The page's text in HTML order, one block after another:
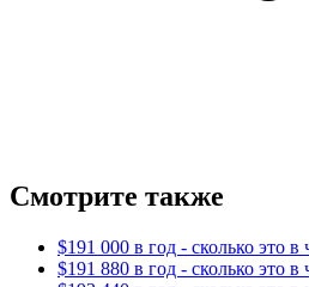
Смотрите также
$191 000 в год - сколько это в
$191 880 в год - сколько это в